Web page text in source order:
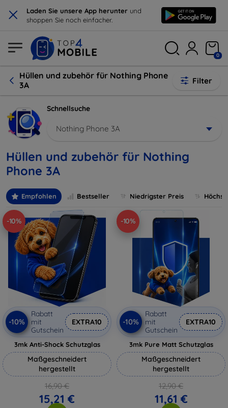
× Laden Sie unsere App herunter und
shoppen Sie noch einfacher.
0
Hüllen und zubehör für Nothing Phone
3A
Filter
Schnellsuche
Nothing Phone 3A
Hüllen und zubehör für Nothing
Phone 3A
Empfohlen Bestseller Niedrigster Preis
-10%
-10%
Rabatt
mit
Gutschein
EXTRA10
3mk Anti-Shock Schutzglas
Maßgeschneidert
hergestellt
16,90 €
15,21 €
-10%
-10%
Rabatt
mit
Gutschein
EXTRA10
3mk Pure Matt Schutzglas
Maßgeschneidert
hergestellt
12,90 €
11,61 €